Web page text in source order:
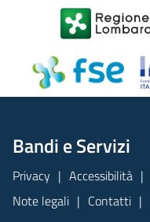
Bandi e Servizi
Privacy Accessibilità
Note legali
Contatti